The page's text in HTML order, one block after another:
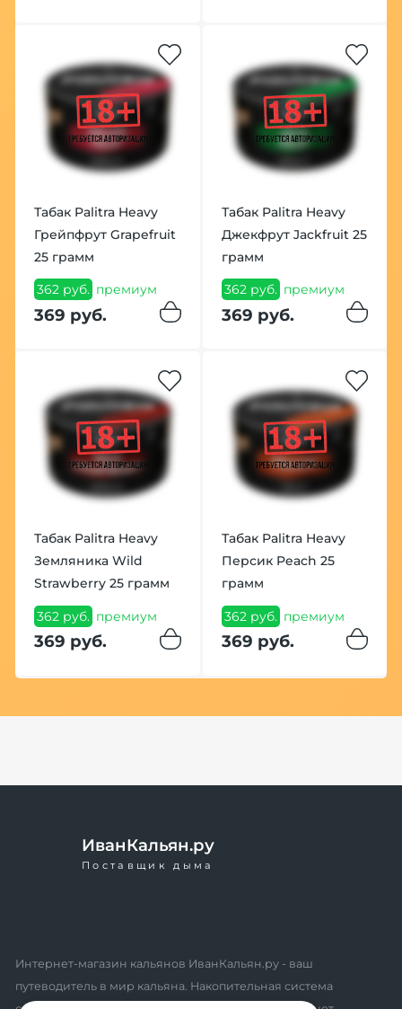
Табак Palitra Heavy
Грейпфрут Grapefruit
25 грамм
362 руб. премиум
369 руб.
Табак Palitra Heavy
Джекфрут Jackfruit 25
грамм
362 руб. премиум
369 руб.
Табак Palitra Heavy
Земляника Wild
Strawberry 25 грамм
362 руб. премиум
369 руб.
Табак Palitra Heavy
Персик Peach 25
грамм
362 руб. премиум
369 руб.
ИванКальян.ру
Поставщик дыма
Интернет-магазин кальянов ИванКальян.ру - ваш
путеводитель в мир кальяна. Накопительная система